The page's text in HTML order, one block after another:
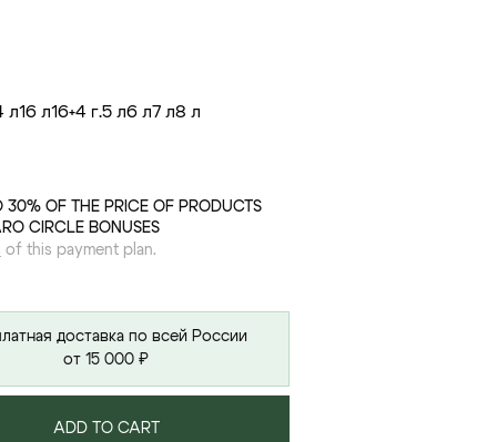
л16 л16+4 г.5 л6 л7 л8 л
30% OF THE PRICE OF PRODUCTS
CIRCLE BONUSES
of this payment plan.
доставка по всей России
от 15 000 ₽
ADD TO CART